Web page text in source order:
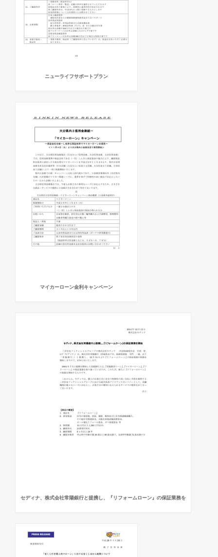
ニューライフサポートプラン
マイカーローン金利キャンペーン
セディナ、株式会社常陽銀行と提携し、『リフォームローン』の保証業務を